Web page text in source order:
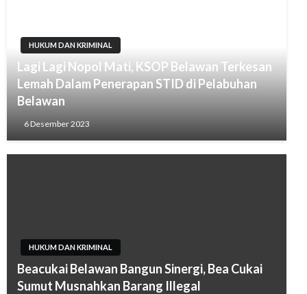
HUKUM DAN KRIMINAL
Lagi Lagi Nopol Mati, KSOP Belawan Terkesan
Lemah Dalam Penerapan STID di Pelabuhan
Belawan
6 Desember 2023
HUKUM DAN KRIMINAL
Beacukai Belawan Bangun Sinergi, Bea Cukai
Sumut Musnahkan Barang Illegal